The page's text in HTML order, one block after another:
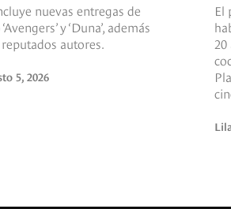
nuevas entregas de
y ‘Duna’, además
autores.
5, 2026
El